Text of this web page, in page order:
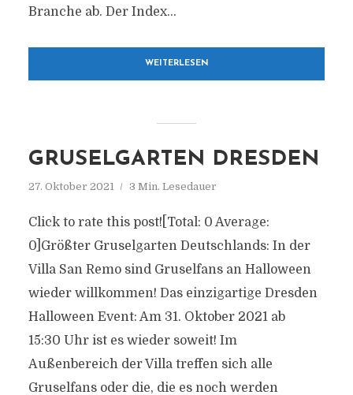
Branche ab. Der Index...
WEITERLESEN
GRUSELGARTEN DRESDEN
27. Oktober 2021 3 Min. Lesedauer
Click to rate this post![Total: 0 Average:
0]Größter Gruselgarten Deutschlands: In der
Villa San Remo sind Gruselfans an Halloween
wieder willkommen! Das einzigartige Dresden
Halloween Event: Am 31. Oktober 2021 ab
15:30 Uhr ist es wieder soweit! Im
Außenbereich der Villa treffen sich alle
Gruselfans oder die, die es noch werden